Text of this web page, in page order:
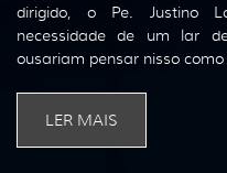
dirigido, o Pe. Justino
necessidade de um lar
ousariam pensar nisso
LER MAIS